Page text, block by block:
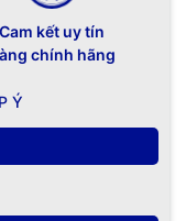
Cam kết uy tín
chính hãng
Ý